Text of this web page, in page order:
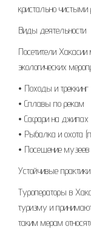
кристально
Виды деятельности
Посетители
экологических
• Походы и треккинг
• Сплавы по рекам
• Сафари на джипах
• Рыбалка и охота
• Посещение музеев
Устойчивые практики
Туроператоры в
туризму и
таким мерам